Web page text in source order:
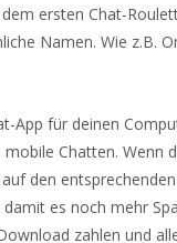
ersten Chat-
Namen. Wie z.B.
App für deinen
Chatten. Wenn
den
es noch mehr
zahlen und